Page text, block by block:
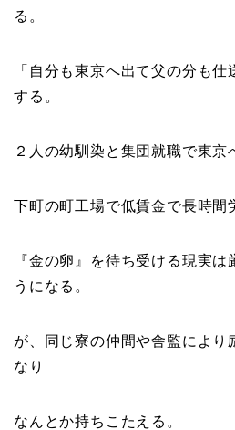
る。
「 自分も東京へ出て父の分も仕
する。
２人の幼馴染と集団就職で東京
下町の町工場で低賃金で長時間
『金の卵 』を待ち受ける現実は
うになる。
が、同じ寮の仲間や舎監により
なり
なんとか持ちこたえる。